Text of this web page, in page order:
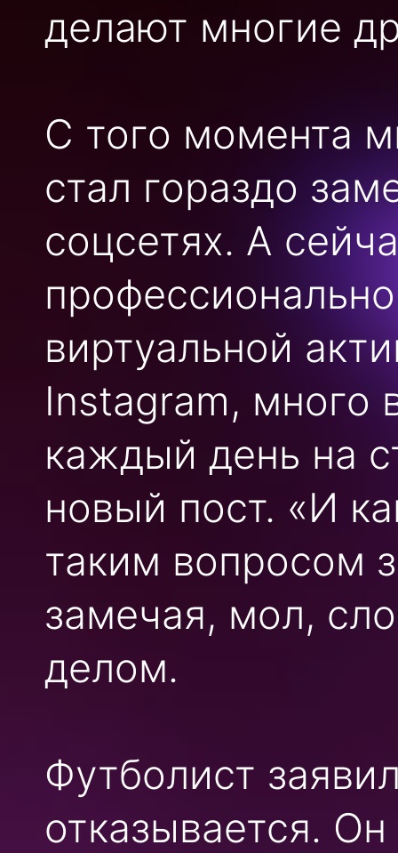
делают многие
С того момента
стал гораздо
соцсетях. А
виртуальной
Instagram, много
каждый день на
новый пост. «И
таким вопросом
замечая, мол,
делом.
Футболист
отказывается.